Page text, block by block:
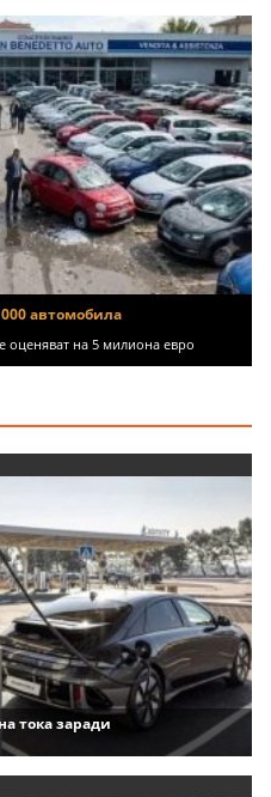
автомобила
оценяват на 5 милиона евро
тока заради